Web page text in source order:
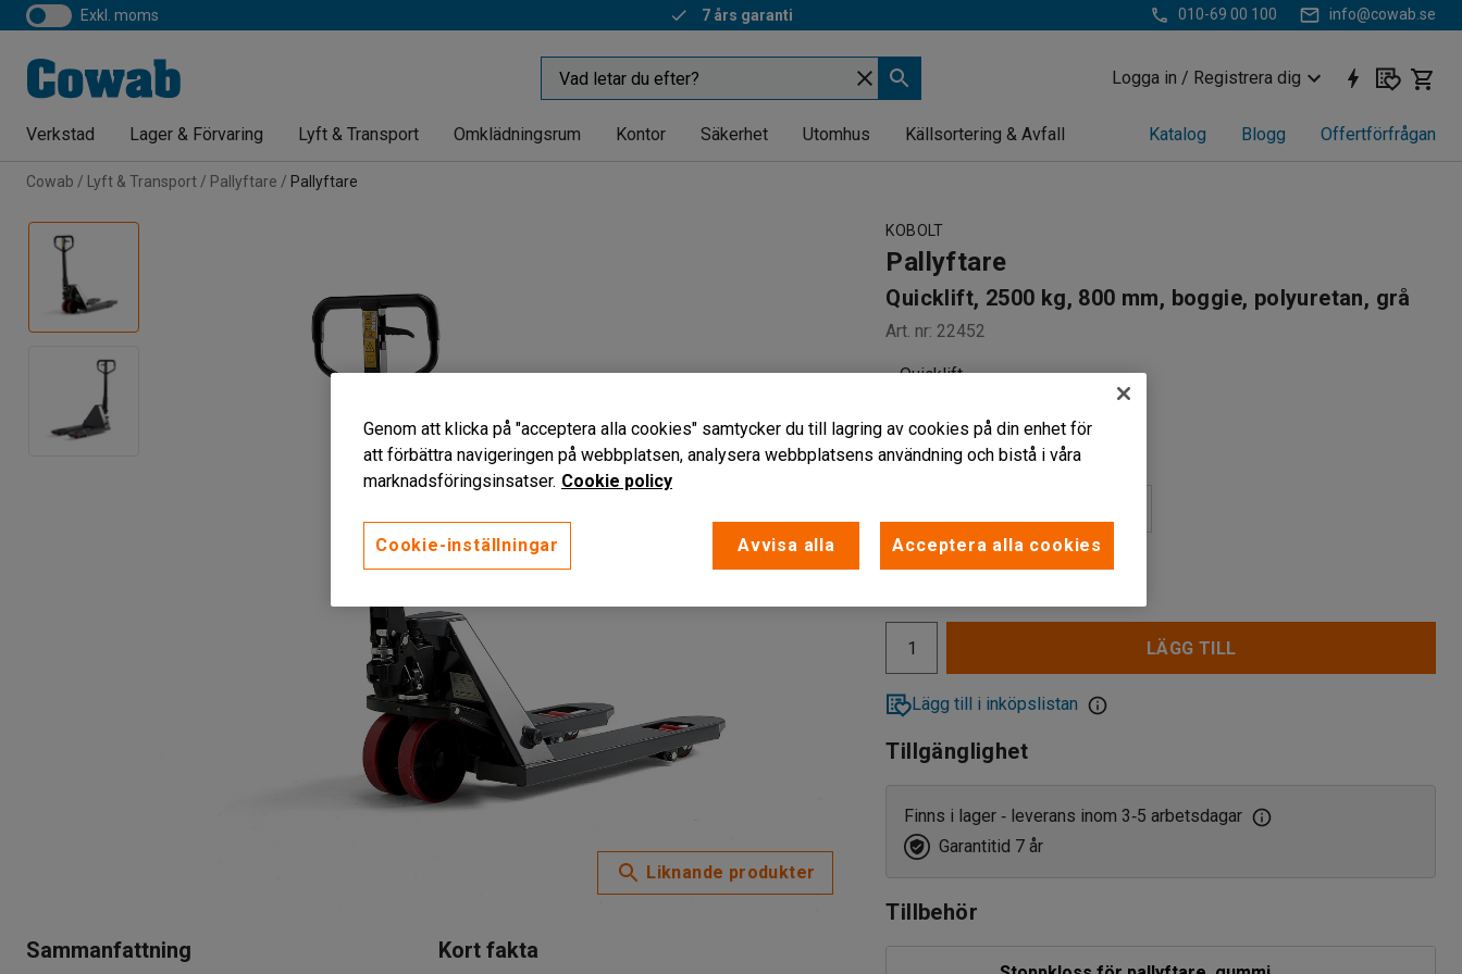
exkl. moms 7 års garanti 010-69 00 100 info@cowab.se
Logga in / Registrera dig
Verkstad Lager & Förvaring Lyft & Transport Omklädningsrum Kontor Säkerhet Utomhus Källsortering & Avfall Katalog Blogg Offertförfrågan
Cowab Lyft & Transport Pallyftare Pallyftare
Liknande produkter
Sammanfattning Kort fakta
KOBOLT
Pallyftare
Quicklift, 2500 kg, 800 mm, boggie, polyuretan, grå
Art. nr: 22452
Quicklift
Styrvinkel 205˚
Gaffelhjul
Singel polyuretan
4 749 kr
LÄGG TILL
Lägg till i inköpslistan
Tillgänglighet
Finns i lager‑ leverans inom 3‑5 arbetsdagar
Garantitid 7 år
Tillbehör
Genom att klicka på "acceptera alla cookies" samtycker du till lagring av cookies på din enhet för
att förbättra navigeringen på webbplatsen, analysera webbplatsens användning och bistå i våra
marknadsföringsinsatser. Cookie policy
Cookie-inställningar Avvisa alla Acceptera alla cookies